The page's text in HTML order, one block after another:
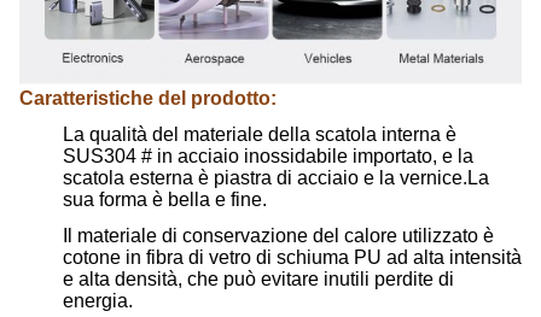
Caratteristiche del prodotto:
La qualità del materiale della scatola interna è
SUS304 # in acciaio inossidabile importato, e la
scatola esterna è piastra di acciaio e la vernice.La
sua forma è bella e fine.
Il materiale di conservazione del calore utilizzato è
cotone in fibra di vetro di schiuma PU ad alta intensità
e alta densità, che può evitare inutili perdite di
energia.